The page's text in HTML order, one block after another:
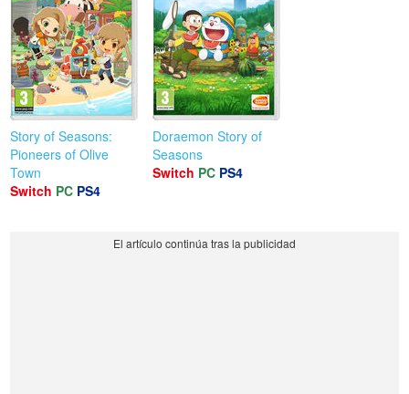
Story of Seasons:
Pioneers of Olive
Town
Switch PC PS4
Doraemon Story of
Seasons
Switch PC PS4